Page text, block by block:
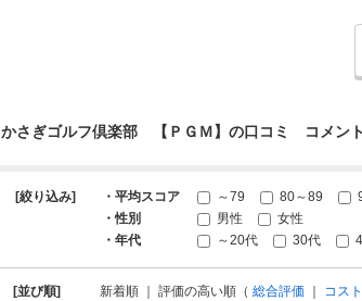
かさぎゴルフ倶楽部 【ＰＧＭ】の口コミ コメン
[絞り込み] ・平均スコア ～79 80～89
・性別
男性
女性
・年代
～20代 30代
[並び順] 新着順 ｜ 評価の高い順（ 総合評価 コス